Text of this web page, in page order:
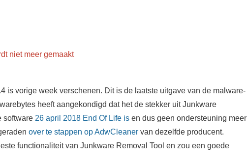
niet meer gemaakt
is vorige week verschenen. Dit is de laatste uitgave van de malware-
heeft aangekondigd dat het de stekker uit Junkware
software 26 april 2018 End Of Life isen dus geen ondersteuning meer
over te stappen op AdwCleanervan dezelfde producent.
functionaliteit van Junkware Removal Tool en zou een goede